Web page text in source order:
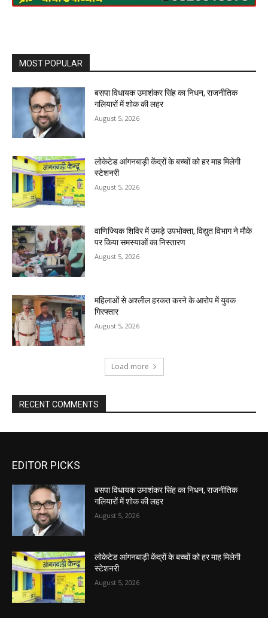
MOST POPULAR
बसपा विधायक उमाशंकर सिंह का निधन, राजनीतिक
गलियारों में शोक की लहर
August 5, 2026
लोकेटेड आंगनबाड़ी केंद्रों के बच्चों को हर माह मिलेगी
स्टेशनरी
August 5, 2026
वाणिज्यिक शिविर में उमड़े उपभोक्ता, विद्युत विभाग ने मौके
पर किया समस्याओं का निस्तारण
August 5, 2026
महिलाओं से अश्लील हरकत करने के आरोप में युवक
गिरफ्तार
August 5, 2026
Load more
RECENT COMMENTS
EDITOR PICKS
बसपा विधायक उमाशंकर सिंह का निधन, राजनीतिक
गलियारों में शोक की लहर
August 5, 2026
लोकेटेड आंगनबाड़ी केंद्रों के बच्चों को हर माह मिलेगी
स्टेशनरी
August 5, 2026